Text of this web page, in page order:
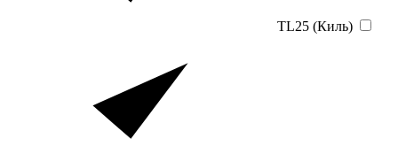
TL25 (Киль)